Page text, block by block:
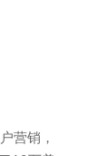
营销，